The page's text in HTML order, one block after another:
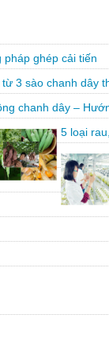
ghép cải tiến
3 sào chanh dây
chanh dây –
5 loại